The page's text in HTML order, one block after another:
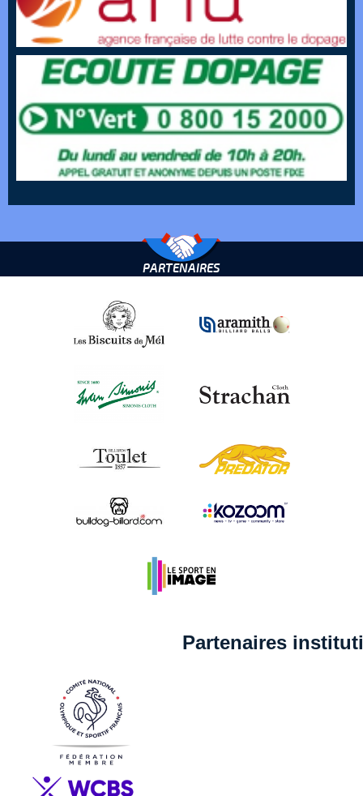
PARTENAIRES
Partenaires